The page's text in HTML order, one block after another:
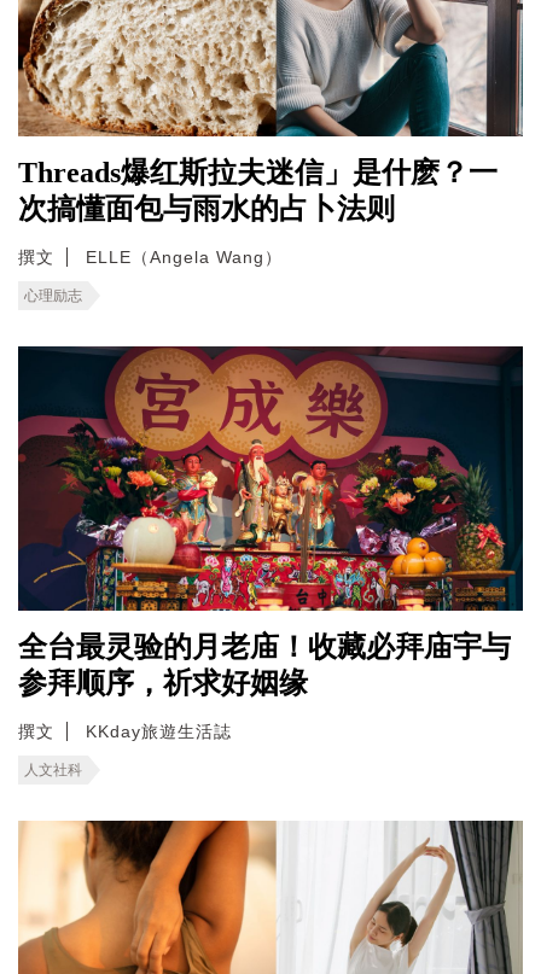
Threads爆红斯拉夫迷信」是什麽？一
次搞懂面包与雨水的占卜法则
撰文 ELLE（Angela Wang）
心理励志
全台最灵验的月老庙！收藏必拜庙宇与
参拜顺序，祈求好姻缘
撰文 KKday旅遊生活誌
人文社科